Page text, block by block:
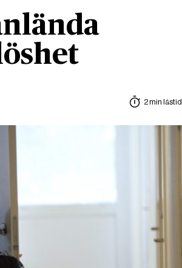
2 min lästid